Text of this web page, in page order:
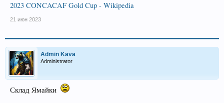
2023 CONCACAF Gold Cup - Wikipedia
21 июн 2023
Admin Kava
Administrator
Склад Ямайки